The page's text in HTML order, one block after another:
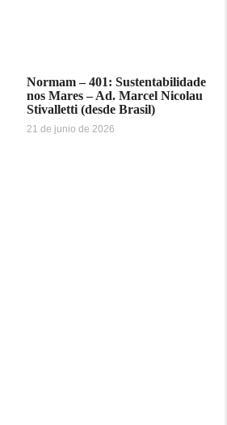
Normam – 401: Sustentabilidade
nos Mares – Ad. Marcel Nicolau
Stivalletti (desde Brasil)
21 de junio de 2026